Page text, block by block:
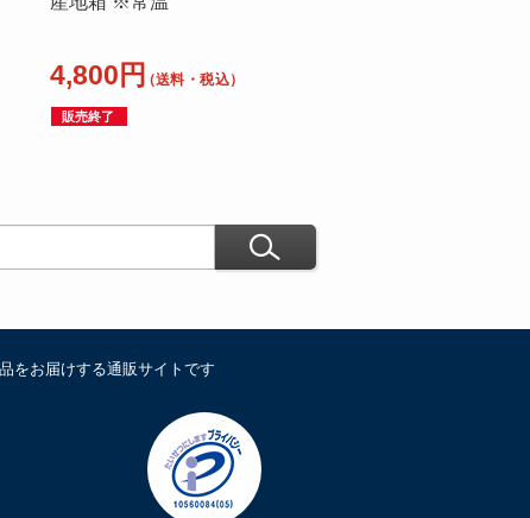
4,800円（送料・税込）
販売終了
をお届けする通販サイトです